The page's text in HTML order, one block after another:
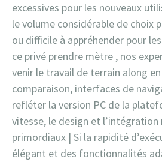
excessives pour les nouveaux
le volume considérable de choix
ou difficile à appréhender pour
ce privé prendre mètre , nos
venir le travail de terrain along
comparaison, interfaces de
refléter la version PC de la
vitesse, le design et
primordiaux | Si la rapidité
élégant et des fonctionnalités